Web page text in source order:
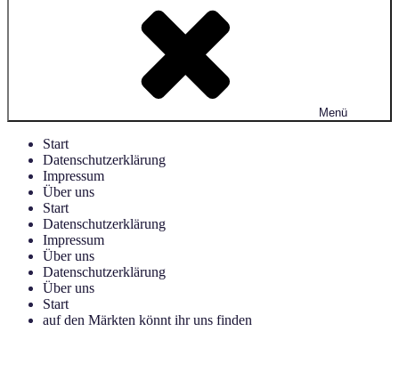
Menü
Start
Datenschutzerklärung
Impressum
Über uns
Start
Datenschutzerklärung
Impressum
Über uns
Datenschutzerklärung
Über uns
Start
auf den Märkten könnt ihr uns finden